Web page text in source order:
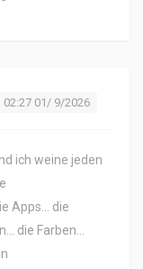
02:27 01/ 9/2026
ich weine jeden
Apps… die
die Farben…